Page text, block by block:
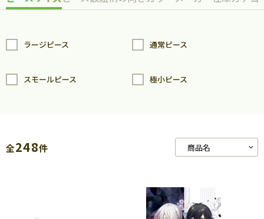
ラージピース 通常ピース
スモールピース 極小ピース
全248件